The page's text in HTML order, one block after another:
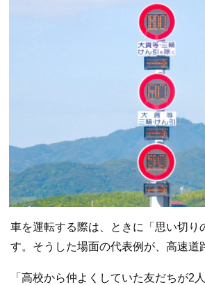
車を運転する際は、ときに「思い切り
す。そうした場面の代表例が、高速道
「高校から仲よくしていた友だちが2